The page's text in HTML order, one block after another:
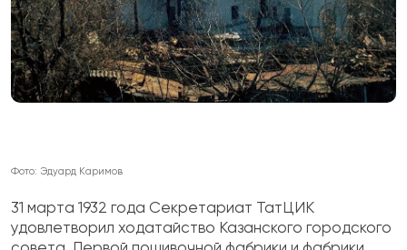
Фото: Эдуард Каримов
31 марта 1932 года Секретариат ТатЦИК
удовлетворил ходатайство Казанского городского